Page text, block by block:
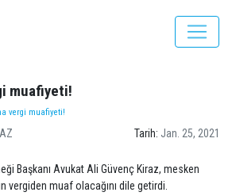
muafiyeti!
vergi muafiyeti!
Tarih: Jan. 25, 2021
Başkanı Avukat Ali Güvenç Kiraz, mesken
vergiden muaf olacağını dile getirdi.